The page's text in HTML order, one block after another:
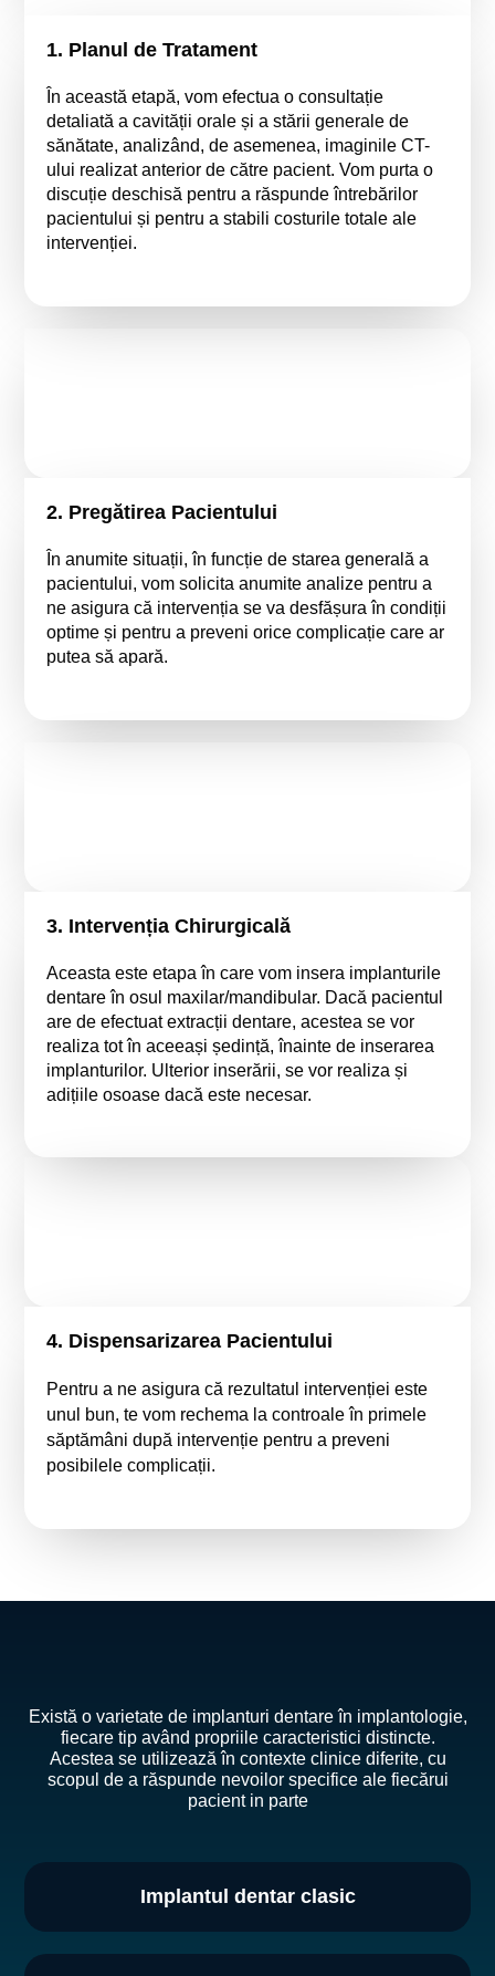
1. Planul de Tratament
În această etapă, vom efectua o consultație
detaliată a cavității orale și a stării generale de
sănătate, analizând, de asemenea, imaginile CT-
ului realizat anterior de către pacient. Vom purta o
discuție deschisă pentru a răspunde întrebărilor
pacientului și pentru a stabili costurile totale ale
intervenției.
2. Pregătirea Pacientului
În anumite situații, în funcție de starea generală a
pacientului, vom solicita anumite analize pentru a
ne asigura că intervenția se va desfășura în condiții
optime și pentru a preveni orice complicație care ar
putea să apară.
3. Intervenția Chirurgicală
Aceasta este etapa în care vom insera implanturile
dentare în osul maxilar/mandibular. Dacă pacientul
are de efectuat extracții dentare, acestea se vor
realiza tot în aceeași ședință, înainte de inserarea
implanturilor. Ulterior inserării, se vor realiza și
adițiile osoase dacă este necesar.
4. Dispensarizarea Pacientului
Pentru a ne asigura că rezultatul intervenției este
unul bun, te vom rechema la controale în primele
săptămâni după intervenție pentru a preveni
posibilele complicații.
Există o varietate de implanturi dentare în implantologie,
fiecare tip având propriile caracteristici distincte.
Acestea se utilizează în contexte clinice diferite, cu
scopul de a răspunde nevoilor specifice ale fiecărui
pacient in parte
Implantul dentar clasic